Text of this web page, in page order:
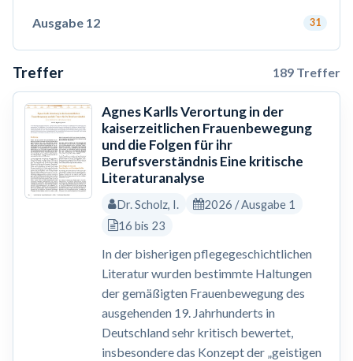
Ausgabe 12 31
Treffer 189 Treffer
Agnes Karlls Verortung in der
kaiserzeitlichen Frauenbewegung
und die Folgen für ihr
Berufsverständnis Eine kritische
Literaturanalyse
Dr. Scholz, I.
2026 / Ausgabe 1
16 bis 23
In der bisherigen pflegegeschichtlichen
Literatur wurden bestimmte Haltungen
der gemäßigten Frauenbewegung des
ausgehenden 19. Jahrhunderts in
Deutschland sehr kritisch bewertet,
insbesondere das Konzept der „geistigen